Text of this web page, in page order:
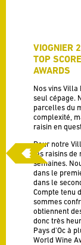
VIOGNIER
TOP
AWARDS
Nos vins Villa
seul cépage.
parcelles du
complexité,
raisin en
Pour notre
les raisins
semaines.
dans le
dans le
Compte tenu
sommes
obtiennent
donc très
Pays d’Oc à
World Wine